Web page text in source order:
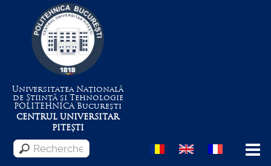
Universitatea Națională
de Știință și Tehnologie
POLITEHNICABucurești
CENTRUL UNIVERSITAR
PITEȘTI
Menu